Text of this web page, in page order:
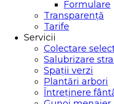
Formulare
Transparență
Tarife
Servicii
Colectare
Salubrizare
Spații verzi
Plantări arbori
Întreținere